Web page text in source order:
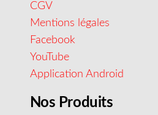
CGV
Mentions légales
Facebook
YouTube
Application Android
Nos Produits